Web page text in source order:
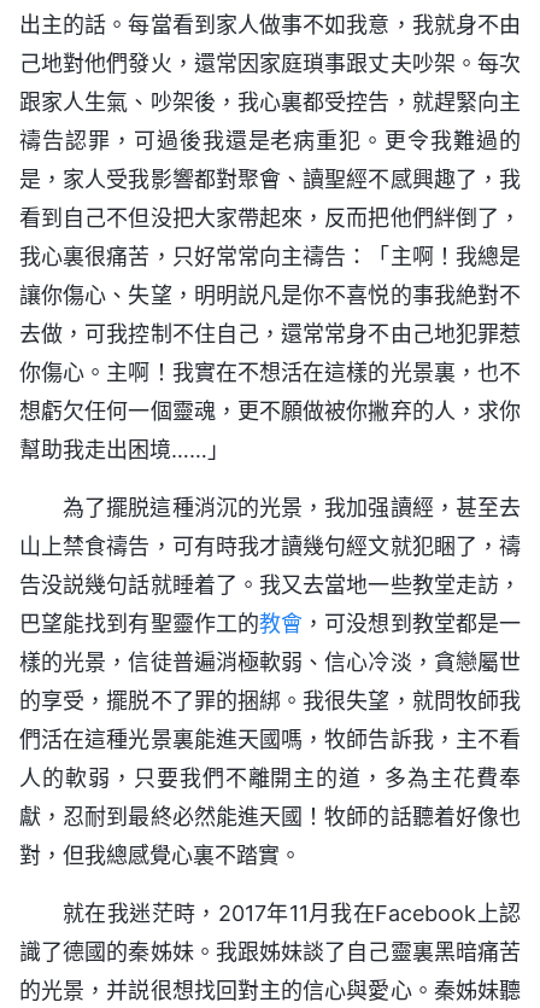
出主的話。每當看到家人做事不如我意，我就身不由
己地對他們發火，還常因家庭瑣事跟丈夫吵架。每次
跟家人生氣、吵架後，我心裏都受控告，就趕緊向主
禱告認罪，可過後我還是老病重犯。更令我難過的
是，家人受我影響都對聚會、讀聖經不感興趣了，我
看到自己不但没把大家帶起來，反而把他們絆倒了，
我心裏很痛苦，只好常常向主禱告：「主啊！我總是
讓你傷心、失望，明明説凡是你不喜悦的事我絶對不
去做，可我控制不住自己，還常常身不由己地犯罪惹
你傷心。主啊！我實在不想活在這樣的光景裏，也不
想虧欠任何一個靈魂，更不願做被你撇弃的人，求你
幫助我走出困境……」
為了擺脱這種消沉的光景，我加强讀經，甚至去
山上禁食禱告，可有時我才讀幾句經文就犯睏了，禱
告没説幾句話就睡着了。我又去當地一些教堂走訪，
巴望能找到有聖靈作工的教會 ，可没想到教堂都是一
樣的光景，信徒普遍消極軟弱、信心冷淡，貪戀屬世
的享受，擺脱不了罪的捆綁。我很失望，就問牧師我
們活在這種光景裏能進天國嗎，牧師告訴我，主不看
人的軟弱，只要我們不離開主的道，多為主花費奉
獻，忍耐到最終必然能進天國！牧師的話聽着好像也
對，但我總感覺心裏不踏實。
就在我迷茫時，2017年11月我在Facebook上認
識了德國的秦姊妹。我跟姊妹談了自己靈裏黑暗痛苦
的光景，并説很想找回對主的信心與愛心。秦姊妹聽